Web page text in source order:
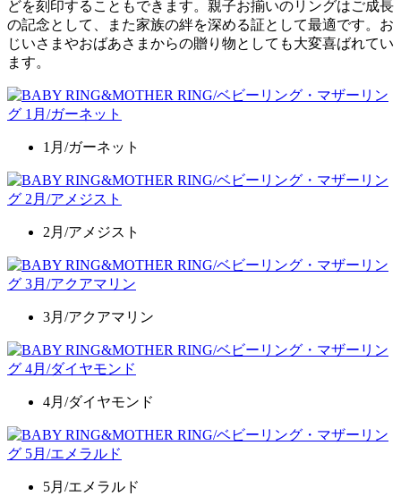
どを刻印することもできます。親子お揃いのリングはご成長
の記念として、また家族の絆を深める証として最適です。お
じいさまやおばあさまからの贈り物としても大変喜ばれてい
ます。
1月/ガーネット
2月/アメジスト
3月/アクアマリン
4月/ダイヤモンド
5月/エメラルド